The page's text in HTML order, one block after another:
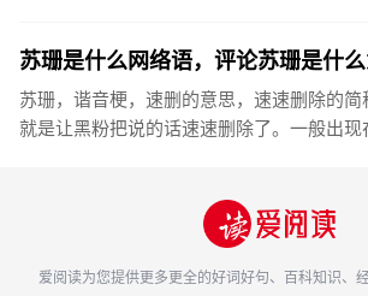
苏珊是什么网络语，评论苏珊是什
苏珊，谐音梗，速删的意思，速速删除的
就是让黑粉把说的话速速删除了。一般出现
爱阅读为您提供更多更全的好词好句、百科知识、